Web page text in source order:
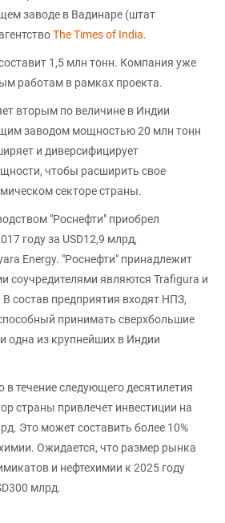
заводе в Вадинаре (штат
The Times of India.
1,5 млн тонн. Компания уже
работам в рамках проекта.
вторым по величине в Индии
заводом мощностью 20 млн тонн
и диверсифицирует
чтобы расширить свое
секторе страны.
"Роснефти" приобрел
году за USD12,9 млрд,
Energy. "Роснефти" принадлежит
соучредителями являются Trafigura и
состав предприятия входят НПЗ,
принимать сверхбольшие
одна из крупнейших в Индии
в течение следующего десятилетия
страны привлечет инвестиции на
Это может составить более 10%
Ожидается, что размер рынка
и нефтехимии к 2025 году
млрд.